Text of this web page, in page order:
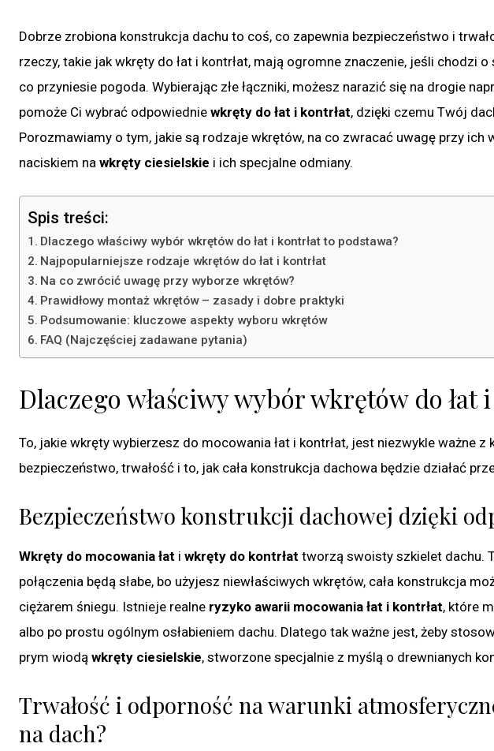
Dobrze zrobiona konstrukcja dachu to coś, co zapewnia bezpieczeństwo i
rzeczy, takie jak wkręty do łat i kontrłat, mają ogromne znaczenie, jeśli chodzi
co przyniesie pogoda. Wybierając złe łączniki, możesz narazić się na drogie
pomoże Ci wybrać odpowiednie wkręty do łat i kontrłat, dzięki czemu Twój
Porozmawiamy o tym, jakie są rodzaje wkrętów, na co zwracać uwagę przy ich
naciskiem na wkręty ciesielskie i ich specjalne odmiany.
Spis treści:
Dlaczego właściwy wybór wkrętów do łat i kontrłat to podstawa?
Najpopularniejsze rodzaje wkrętów do łat i kontrłat
Na co zwrócić uwagę przy wyborze wkrętów?
Prawidłowy montaż wkrętów – zasady i dobre praktyki
Podsumowanie: kluczowe aspekty wyboru wkrętów
FAQ (Najczęściej zadawane pytania)
Dlaczego właściwy wybór wkrętów do łat
To, jakie wkręty wybierzesz do mocowania łat i kontrłat, jest niezwykle ważne z
bezpieczeństwo, trwałość i to, jak cała konstrukcja dachowa będzie działać
Bezpieczeństwo konstrukcji dachowej dzięki
Wkręty do mocowania łat i wkręty do kontrłat tworzą swoisty szkielet dachu.
połączenia będą słabe, bo użyjesz niewłaściwych wkrętów, cała konstrukcja
ciężarem śniegu. Istnieje realne ryzyko awarii mocowania łat i kontrłat, które
albo po prostu ogólnym osłabieniem dachu. Dlatego tak ważne jest, żeby
prym wiodą wkręty ciesielskie, stworzone specjalnie z myślą o drewnianych
Trwałość i odporność na warunki
na dach?